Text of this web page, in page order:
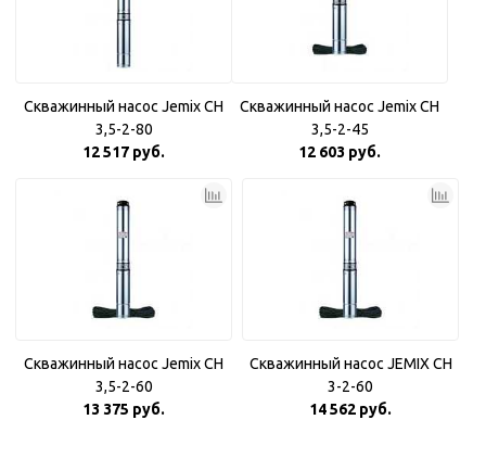
Скважинный насос Jemix CH
3,5-2-80
12 517 руб.
Скважинный насос Jemix CH
3,5-2-45
12 603 руб.
Скважинный насос Jemix CH
3,5-2-60
13 375 руб.
Скважинный насос JEMIX CH
3-2-60
14 562 руб.